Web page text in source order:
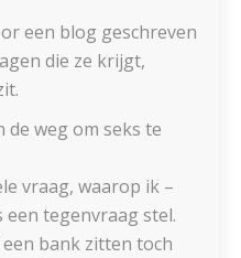
een blog geschreven
die ze krijgt,
de weg om seks te
vraag, waarop ik –
een tegenvraag stel.
bank zitten toch